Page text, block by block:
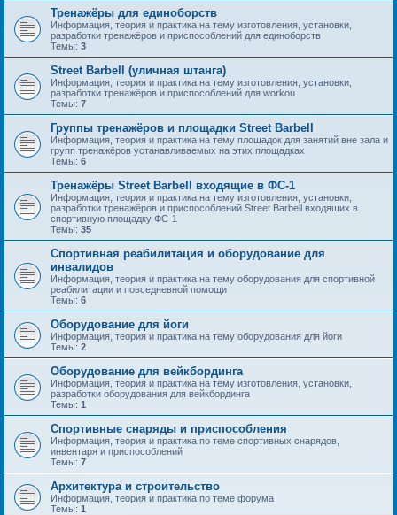
Тренажёры для единоборств
Информация, теория и практика на тему изготовления, установки,
разработки тренажёров и приспособлений для единоборств
Темы: 3
Street Barbell (уличная штанга)
Информация, теория и практика на тему изготовления, установки,
разработки тренажёров и приспособлений для workou
Темы: 7
Группы тренажёров и площадки Street Barbell
Информация, теория и практика на тему площадок для занятий вне зала и
групп тренажёров устанавливаемых на этих площадках
Темы: 6
Тренажёры Street Barbell входящие в ФС-1
Информация, теория и практика на тему изготовления, установки,
разработки тренажёров и приспособлений Street Barbell входящих в
спортивную площадку ФС-1
Темы: 35
Спортивная реабилитация и оборудование для
инвалидов
Информация, теория и практика на тему оборудования для спортивной
реабилитации и повседневной помощи
Темы: 6
Оборудование для йоги
Информация, теория и практика на тему оборудования для йоги
Темы: 2
Оборудование для вейкбординга
Информация, теория и практика на тему изготовления, установки,
разработки оборудования для вейкбординга
Темы: 1
Спортивные снаряды и приспособления
Информация, теория и практика по теме спортивных снарядов,
инвентаря и приспособлений
Темы: 7
Архитектура и строительство
Информация, теория и практика по теме форума
Темы: 1